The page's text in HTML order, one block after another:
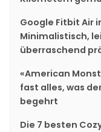
Google Fitbit Air
Minimalistisch,
überraschend
«American
fast alles, was
begehrt
Die 7 besten